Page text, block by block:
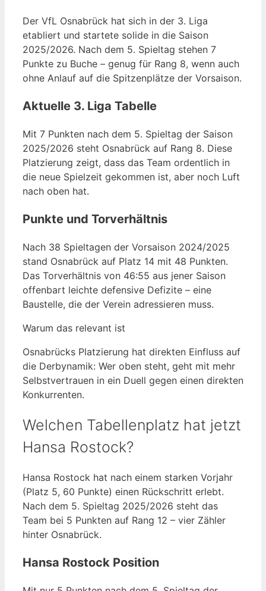
Der VfL Osnabrück hat sich in der 3. Liga
etabliert und startete solide in die Saison
2025/2026. Nach dem 5. Spieltag stehen 7
Punkte zu Buche – genug für Rang 8, wenn auch
ohne Anlauf auf die Spitzenplätze der Vorsaison.
Aktuelle 3. Liga Tabelle
Mit 7 Punkten nach dem 5. Spieltag der Saison
2025/2026 steht Osnabrück auf Rang 8. Diese
Platzierung zeigt, dass das Team ordentlich in
die neue Spielzeit gekommen ist, aber noch Luft
nach oben hat.
Punkte und Torverhältnis
Nach 38 Spieltagen der Vorsaison 2024/2025
stand Osnabrück auf Platz 14 mit 48 Punkten.
Das Torverhältnis von 46:55 aus jener Saison
offenbart leichte defensive Defizite – eine
Baustelle, die der Verein adressieren muss.
Warum das relevant ist
Osnabrücks Platzierung hat direkten Einfluss auf
die Derbynamik: Wer oben steht, geht mit mehr
Selbstvertrauen in ein Duell gegen einen direkten
Konkurrenten.
Welchen Tabellenplatz hat jetzt
Hansa Rostock?
Hansa Rostock hat nach einem starken Vorjahr
(Platz 5, 60 Punkte) einen Rückschritt erlebt.
Nach dem 5. Spieltag 2025/2026 steht das
Team bei 5 Punkten auf Rang 12 – vier Zähler
hinter Osnabrück.
Hansa Rostock Position